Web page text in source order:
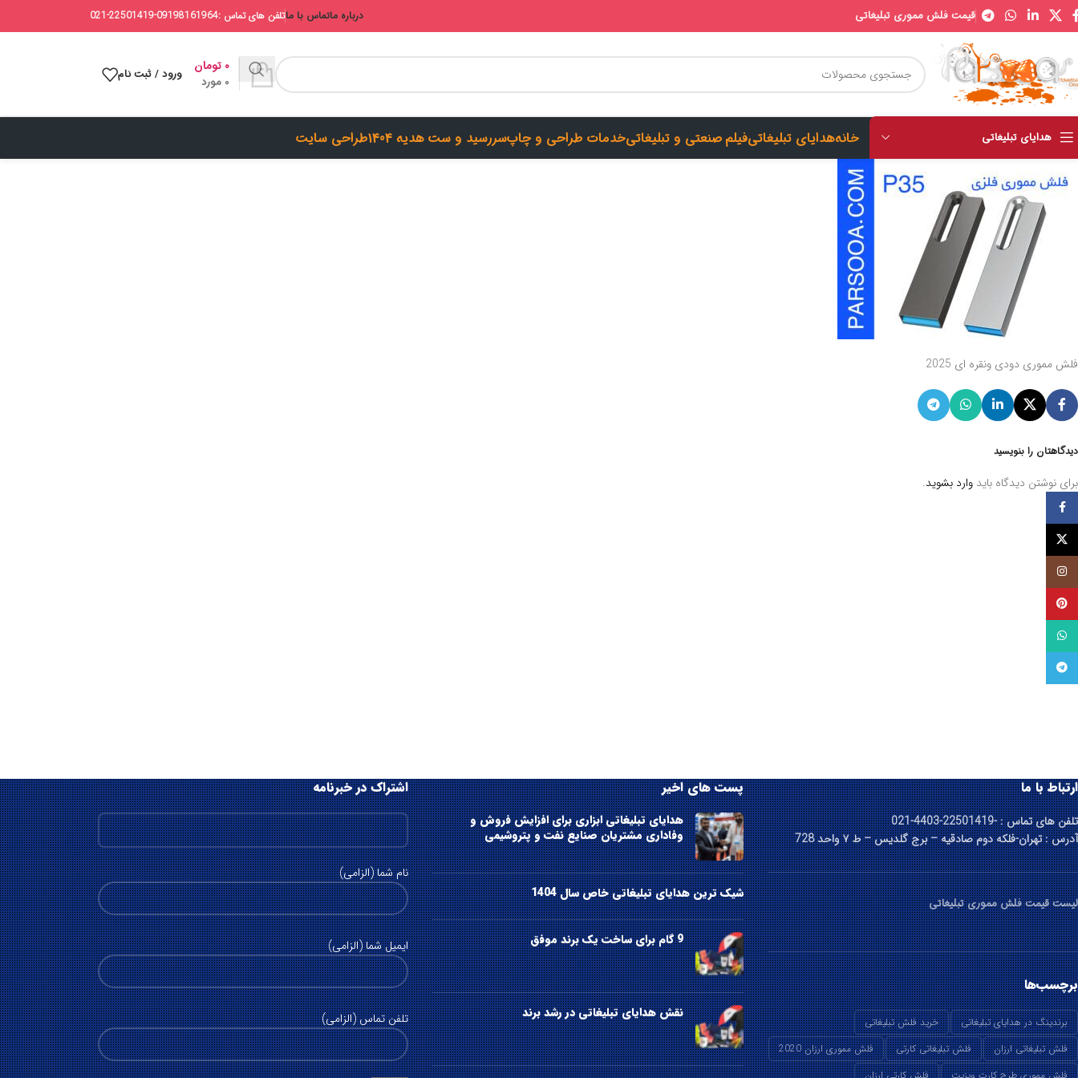
قیمت فلش مموری تبلیغاتی درباره ماتماس با ماتلفن های تماس :09198161964-22501419-021
0 مورد
۰ تومان ورود / ثبت نام
هدایای تبلیغاتی خانههدایای تبلیغاتیفیلم صنعتی و تبلیغاتیخدمات طراحی و چاپسررسید و ست هدیه 1404 طراحی سایت
فلش مموری دودی ونقره ای 2025
دیدگاهتان را بنویسید
برای نوشتن دیدگاه باید وارد بشوید.
ارتباط با ما
تلفن های تماس : -22501419-4403-021
آدرس : تهران-فلکه دوم صادقیه – برج گلدیس – ط ۷ واحد 728
لیست قیمت فلش مموری تبلیغاتی
برچسب‌ها
برندینگ در هدایای تبلیغاتی
خرید فلش تبلیغاتی
فلش تبلیغاتی ارزان
فلش تبلیغاتی کارتی
فلش مموری ارزان 2020
پست های اخیر
هدایای تبلیغاتی ابزاری برای افزایش فروش و
وفاداری مشتریان صنایع نفت و پتروشیمی
شیک ترین هدایای تبلیغاتی خاص سال 1404
9 گام برای ساخت یک برند موفق
نقش هدایای تبلیغاتی در رشد برند
اشتراک در خبرنامه
نام شما (الزامی)
ایمیل شما (الزامی)
تلفن تماس (الزامی)